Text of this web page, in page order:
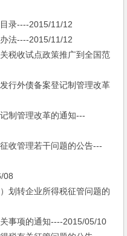
录----2015/11/12
法----2015/11/12
收试点政策推广到全国范
外债备案登记制管理改革
制管理改革的通知---
管理若干问题的公告---
08
转企业所得税征管问题的
事项的通知----2015/05/10